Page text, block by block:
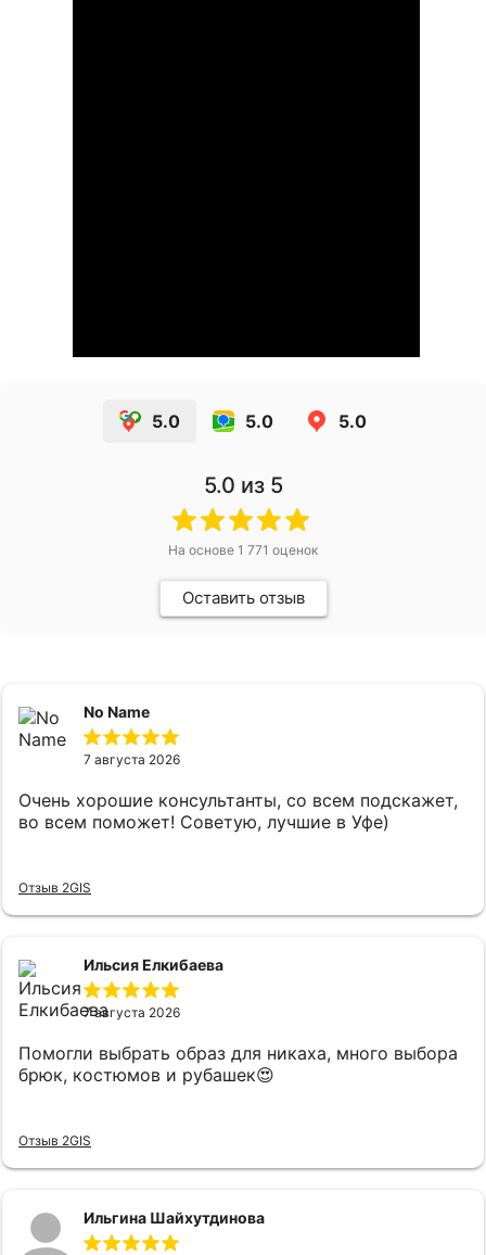
5.0 5.0 5.0
5.0 из 5
На основе 1 771 оценок
Оставить отзыв
No Name
7 августа 2026
Очень хорошие консультанты, со всем подскажет,
во всем поможет! Советую, лучшие в Уфе)
Отзыв 2GIS
Ильсия Елкибаева
7 августа 2026
Помогли выбрать образ для никаха, много выбора
брюк, костюмов и рубашек😍
Отзыв 2GIS
Ильгина Шайхутдинова